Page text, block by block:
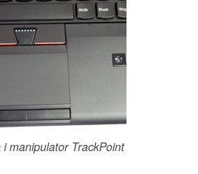
i manipulator TrackPoint